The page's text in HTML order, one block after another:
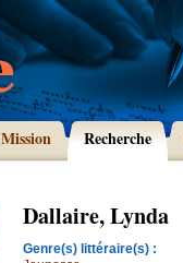
Mission Recherche
Dallaire, Lynda
Genre(s) littéraire(s) :